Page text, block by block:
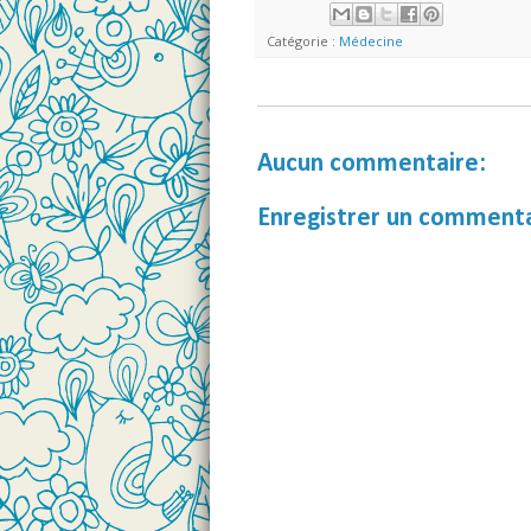
Catégorie : Médecine
Aucun commentaire:
Enregistrer un